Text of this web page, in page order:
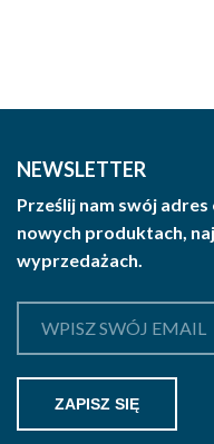
NEWSLETTER
Prześlij nam swój
nowych produktach,
wyprzedażach.